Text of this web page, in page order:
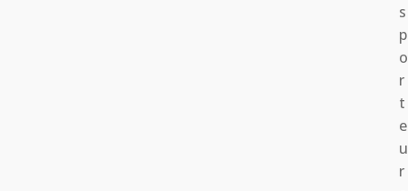
s
p
o
r
t
e
u
r